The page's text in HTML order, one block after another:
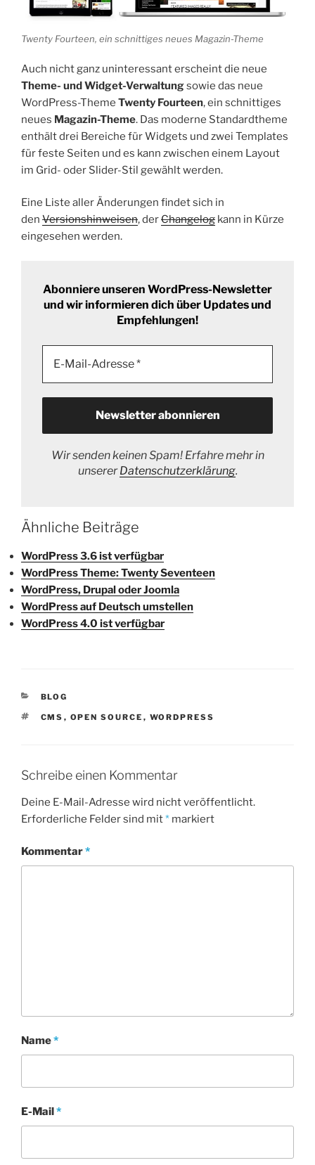
Twenty Fourteen, ein schnittiges neues Magazin-Theme
Auch nicht ganz uninteressant erscheint die neue
Theme- und Widget-Verwaltungsowie das neue
WordPress-Theme Twenty Fourteen, ein schnittiges
neues Magazin-Theme. Das moderne Standardtheme
enthält drei Bereiche für Widgets und zwei Templates
für feste Seiten und es kann zwischen einem Layout
im Grid- oder Slider-Stil gewählt werden.
Eine Liste aller Änderungen findet sich in
den Versionshinweisen, derChangelog kann in Kürze
eingesehen werden.
Abonniere unseren WordPress-Newsletter
und wir informieren dich über Updates und
Empfehlungen!
Wir senden keinen Spam! Erfahre mehr in
unsererDatenschutzerklärung.
Ähnliche Beiträge
WordPress 3.6 ist verfügbar
WordPress Theme: Twenty Seventeen
WordPress, Drupal oder Joomla
WordPress auf Deutsch umstellen
WordPress 4.0 ist verfügbar
KATEGORIEN
BLOG
SCHLAGWÖRTER
CMS , OPEN SOURCE , WORDPRESS
Schreibe einen Kommentar
Deine E-Mail-Adresse wird nicht veröffentlicht.
Erforderliche Felder sind mit* markiert
Kommentar*
Name*
E-Mail*